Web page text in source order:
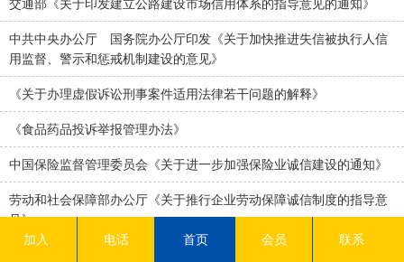
交通部《关于印发建立公路建设市场信用体系的指导意见的通知》
中共中央办公厅 国务院办公厅印发《关于加快推进失信被执行人信
用监督、警示和惩戒机制建设的意见》
《关于办理虚假诉讼刑事案件适用法律若干问题的解释》
《食品药品投诉举报管理办法》
中国保险监督管理委员会《关于进一步加强保险业诚信建设的通知》
劳动和社会保障部办公厅《关于推行企业劳动保障诚信制度的指导意
见》
加入 电话 首页 会员 联系